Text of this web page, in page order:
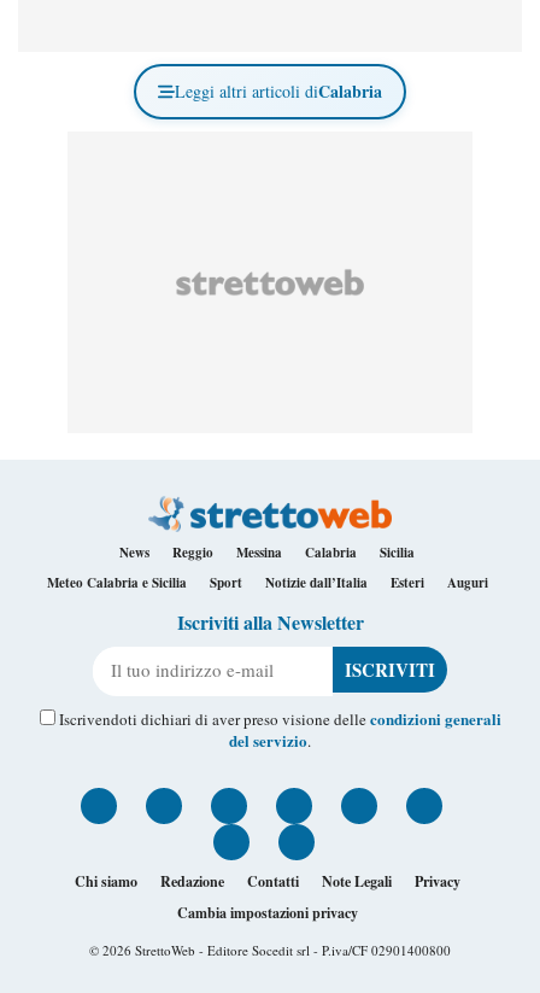
Leggi altri articoli diCalabria
News Reggio Messina Calabria
Sicilia
Meteo Calabria e Sicilia
Sport Notizie dall’Italia Esteri Auguri
Iscriviti alla Newsletter
Iscrivendoti dichiari di aver preso visione dellecondizioni generali
del servizio.
Chi siamo Redazione Contatti Note Legali
Privacy
Cambia impostazioni privacy
© 2026 StrettoWeb - Editore Socedit srl - P.iva/CF 02901400800